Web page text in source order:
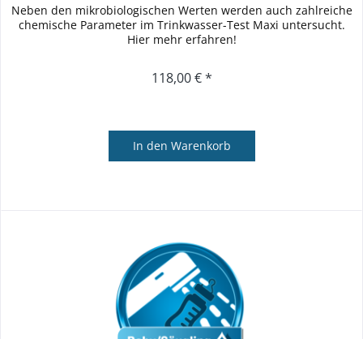
Neben den mikrobiologischen Werten werden auch zahlreiche
chemische Parameter im Trinkwasser-Test Maxi untersucht.
Hier mehr erfahren!
118,00 € *
In den Warenkorb